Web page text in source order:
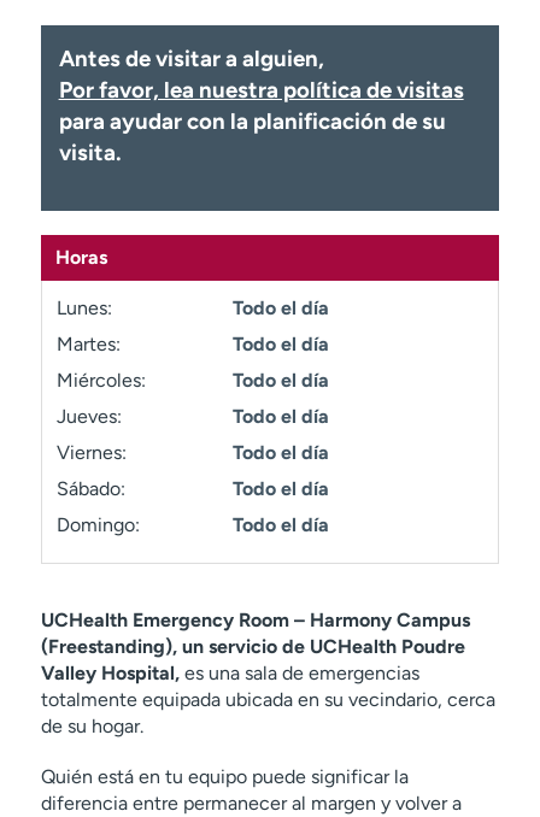
Ready. Set. CO.
Ensayos clínicos
Empleados
Profesionales
Atención a medios de
comunicación
Asistencia financiera
Antes de visitar a alguien,
Por favor, lea nuestra política de visitas
para ayudar con la planificación de su
visita.
Horas
Lunes:
Todo el día
Martes:
Todo el día
Miércoles:
Todo el día
Jueves:
Todo el día
Viernes:
Todo el día
Sábado:
Todo el día
Domingo:
Todo el día
UCHealth Emergency Room – Harmony Campus
(Freestanding), un servicio de UCHealth Poudre
Valley Hospital,es una sala de emergencias
totalmente equipada ubicada en su vecindario, cerca
de su hogar.
Quién está en tu equipo puede significar la
diferencia entre permanecer al margen y volver a